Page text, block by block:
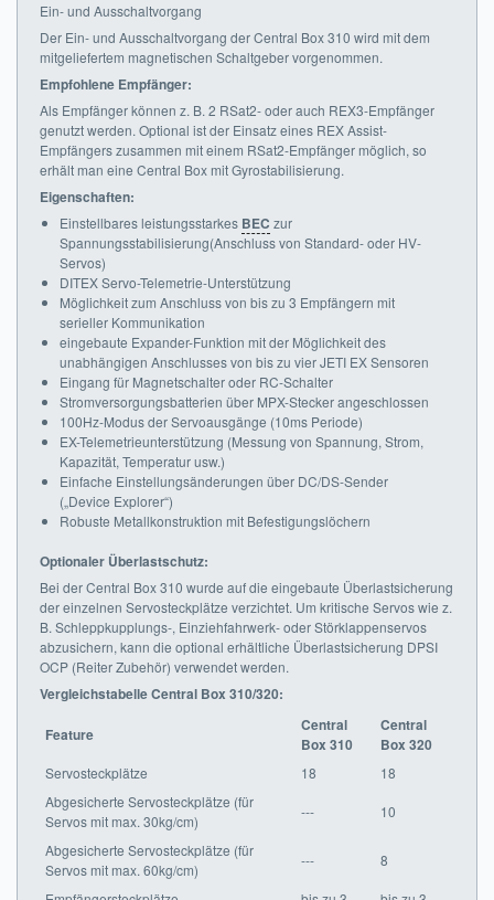
Ein- und Ausschaltvorgang
Der Ein- und Ausschaltvorgang der Central Box 310 wird mit dem
mitgeliefertem magnetischen Schaltgeber vorgenommen.
Empfohlene Empfänger:
Als Empfänger können z. B. 2 RSat2- oder auch REX3-Empfänger
genutzt werden. Optional ist der Einsatz eines REX Assist-
Empfängers zusammen mit einem RSat2-Empfänger möglich, so
erhält man eine Central Box mit Gyrostabilisierung.
Eigenschaften:
Einstellbares leistungsstarkes BEC zur
Spannungsstabilisierung(Anschluss von Standard- oder HV-
Servos)
DITEX Servo-Telemetrie-Unterstützung
Möglichkeit zum Anschluss von bis zu 3 Empfängern mit
serieller Kommunikation
eingebaute Expander-Funktion mit der Möglichkeit des
unabhängigen Anschlusses von bis zu vier JETI EX Sensoren
Eingang für Magnetschalter oder RC-Schalter
Stromversorgungsbatterien über MPX-Stecker angeschlossen
100Hz-Modus der Servoausgänge (10ms Periode)
EX-Telemetrieunterstützung (Messung von Spannung, Strom,
Kapazität, Temperatur usw.)
Einfache Einstellungsänderungen über DC/DS-Sender
(„Device Explorer“)
Robuste Metallkonstruktion mit Befestigungslöchern
Optionaler Überlastschutz:
Bei der Central Box 310 wurde auf die eingebaute Überlastsicherung
der einzelnen Servosteckplätze verzichtet. Um kritische Servos wie z.
B. Schleppkupplungs-, Einziehfahrwerk- oder Störklappenservos
abzusichern, kann die optional erhältliche Überlastsicherung DPSI
OCP (Reiter Zubehör) verwendet werden.
Vergleichstabelle Central Box 310/320:
Feature
Central
Box 310
Central
Box 320
Servosteckplätze 18
18
Abgesicherte Servosteckplätze (für
Servos mit max. 30kg/cm)
--- 10
Abgesicherte Servosteckplätze (für
Servos mit max. 60kg/cm)
--- 8